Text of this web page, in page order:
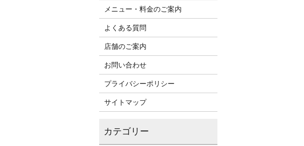
メニュー・料金のご案内
よくある質問
店舗のご案内
お問い合わせ
プライバシーポリシー
サイトマップ